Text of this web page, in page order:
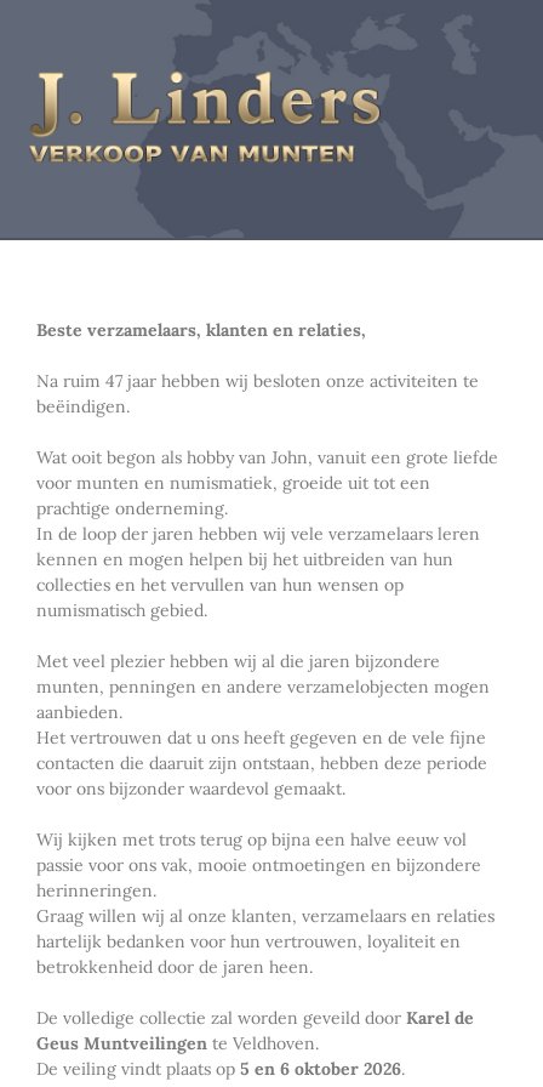
Beste verzamelaars, klanten en relaties,
Na ruim 47 jaar hebben wij besloten onze activiteiten te
beëindigen.
Wat ooit begon als hobby van John, vanuit een grote liefde
voor munten en numismatiek, groeide uit tot een
prachtige onderneming.
In de loop der jaren hebben wij vele verzamelaars leren
kennen en mogen helpen bij het uitbreiden van hun
collecties en het vervullen van hun wensen op
numismatisch gebied.
Met veel plezier hebben wij al die jaren bijzondere
munten, penningen en andere verzamelobjecten mogen
aanbieden.
Het vertrouwen dat u ons heeft gegeven en de vele fijne
contacten die daaruit zijn ontstaan, hebben deze periode
voor ons bijzonder waardevol gemaakt.
Wij kijken met trots terug op bijna een halve eeuw vol
passie voor ons vak, mooie ontmoetingen en bijzondere
herinneringen.
Graag willen wij al onze klanten, verzamelaars en relaties
hartelijk bedanken voor hun vertrouwen, loyaliteit en
betrokkenheid door de jaren heen.
De volledige collectie zal worden geveild door Karel de
Geus Muntveilingen te Veldhoven.
De veiling vindt plaats op 5 en 6 oktober 2026.